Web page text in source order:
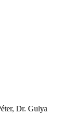
Dr. Gulya